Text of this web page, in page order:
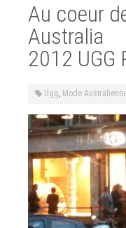
Au coeur
Australia
2012 UGG
Ugg, Mode